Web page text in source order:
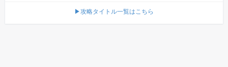
▶攻略タイトル一覧はこちら